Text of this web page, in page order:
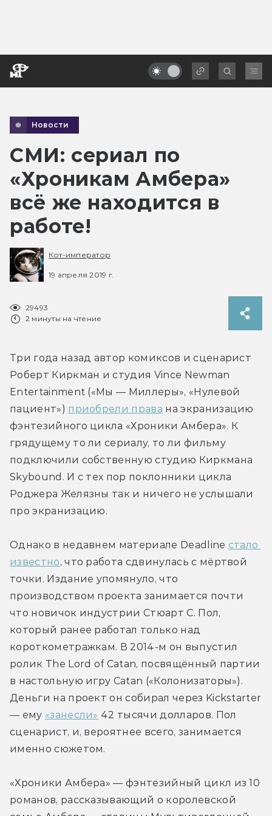
Новости
СМИ: сериал по
«Хроникам Амбера»
всё же находится в
работе!
Кот-император
19 апреля 2019 г.
29493
2 минуты на чтение
Три года назад автор комиксов и сценарист
Роберт Киркман и студия Vince Newman
Entertainment («Мы — Миллеры», «Нулевой
пациент») приобрели права на экранизацию
фэнтезийного цикла «Хроники Амбера». К
грядущему то ли сериалу, то ли фильму
подключили собственную студию Киркмана
Skybound. И с тех пор поклонники цикла
Роджера Желязны так и ничего не услышали
про экранизацию.
Однако в недавнем материале Deadline стало
известно, что работа сдвинулась с мёртвой
точки. Издание упомянуло, что
производством проекта занимается почти
что новичок индустрии Стюарт С. Пол,
который ранее работал только над
короткометражкам. В 2014-м он выпустил
ролик The Lord of Catan, посвящённый партии
в настольную игру Catan («Колонизаторы»).
Деньги на проект он собирал через Kickstarter
— ему «занесли» 42 тысячи долларов. Пол
сценарист, и, вероятнее всего, занимается
именно сюжетом.
«Хроники Амбера» — фэнтезийный цикл из 10
романов, рассказывающий о королевской